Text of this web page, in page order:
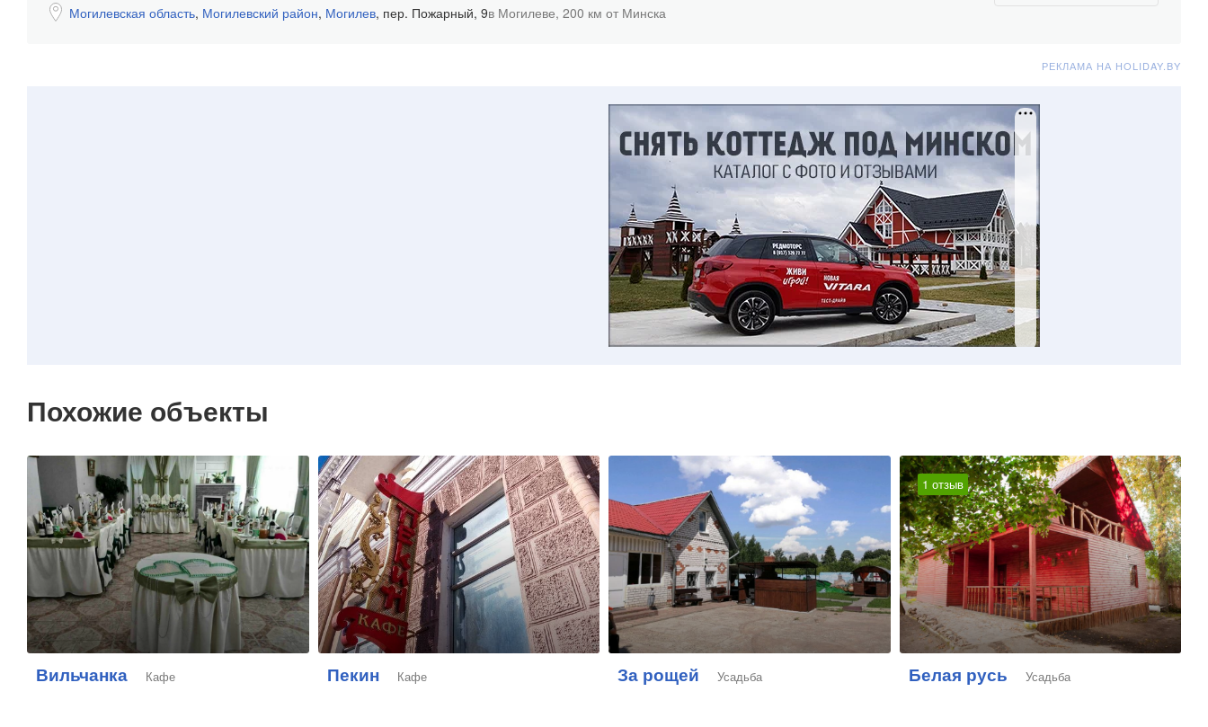
Могилевская область, Могилевский район, Могилев, пер. Пожарный, 9в Могилеве, 200 км от Минска
РЕКЛАМА НА HOLIDAY.BY
Похожие объекты
Вильчанка Кафе Пекин Кафе За рощей Усадьба
1 отзыв
Белая русь Усадьба